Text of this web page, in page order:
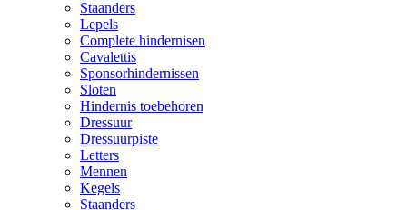
Staanders
Lepels
Complete hindernisen
Cavalettis
Sponsorhindernissen
Sloten
Hindernis toebehoren
Dressuur
Dressuurpiste
Letters
Mennen
Kegels
Staanders